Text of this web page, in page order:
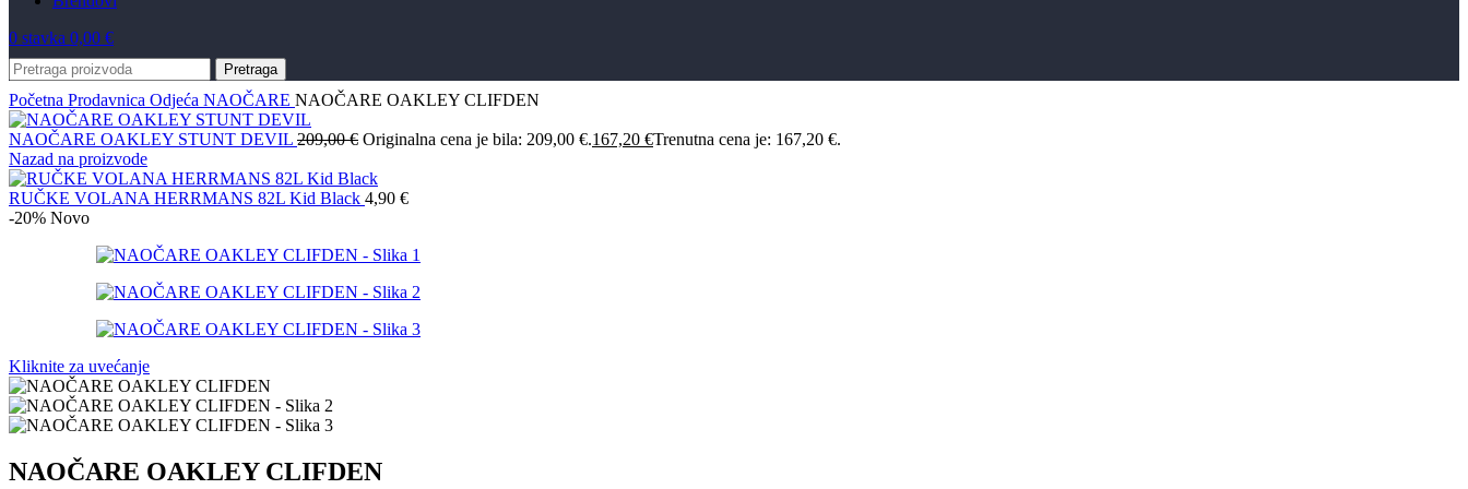
0 stavka 0,00 €
Pretraga
Početna Prodavnica Odjeća NAOČARE NAOČARE OAKLEY CLIFDEN
NAOČARE OAKLEY STUNT DEVIL 209,00€ Originalna cena je bila: 209,00 €.167,20 €Trenutna cena je: 167,20 €.
Nazad na proizvode
RUČKE VOLANA HERRMANS 82L Kid Black 4,90 €
-20% Novo
Kliknite za uvećanje
NAOČARE OAKLEY CLIFDEN